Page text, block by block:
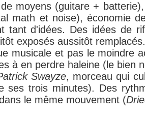
moyens (guitare +
math et noise), économie
tant d'idées. Des idées de
exposés aussitôt
musicale et pas le moindre
à en perdre haleine (le bien
Swayze, morceau qui
ses trois minutes). Des
le même mouvement (